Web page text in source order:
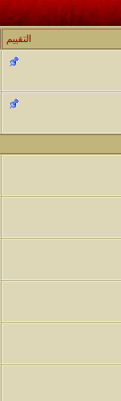
100251
التقييم